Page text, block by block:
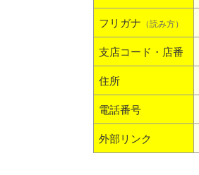
フリガナ （読み方）
支店コード・店番
住所
電話番号
外部リンク